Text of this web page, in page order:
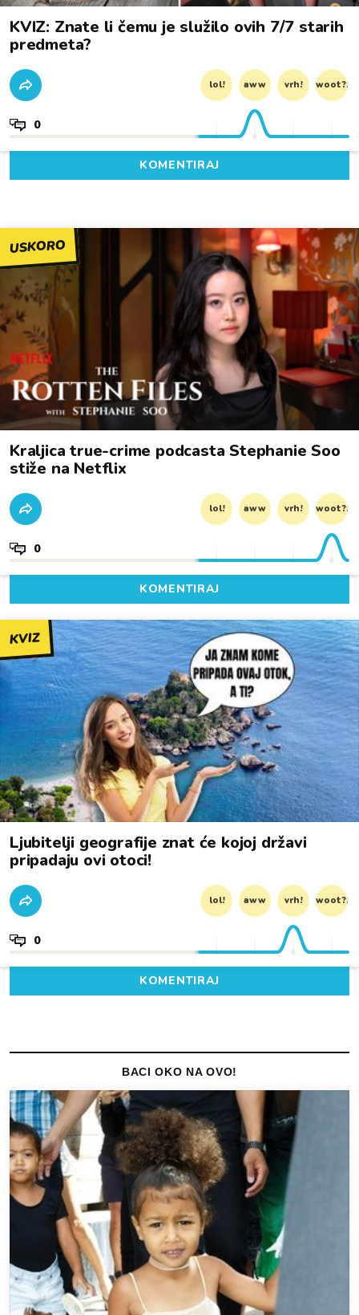
KVIZ: Znate li čemu je služilo ovih 7/7 starih
predmeta?
lol! aww vrh! woot?!
0
KOMENTIRAJ
USKORO
Kraljica true-crime podcasta Stephanie Soo
stiže na Netflix
lol! aww vrh! woot?!
0
KOMENTIRAJ
KVIZ
Ljubitelji geografije znat će kojoj državi
pripadaju ovi otoci!
lol! aww vrh! woot?!
0
KOMENTIRAJ